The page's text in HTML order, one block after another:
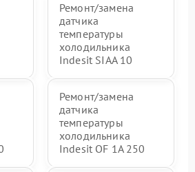
Ремонт/замена
датчика
температуры
холодильника
Indesit SIAA 10
Ремонт/замена
датчика
температуры
холодильника
Indesit OF 1A 250